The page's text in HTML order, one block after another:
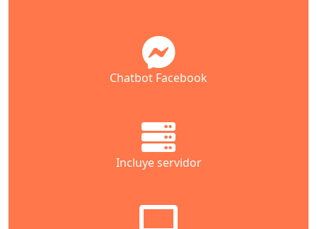
Chatbot Facebook
Incluye servidor